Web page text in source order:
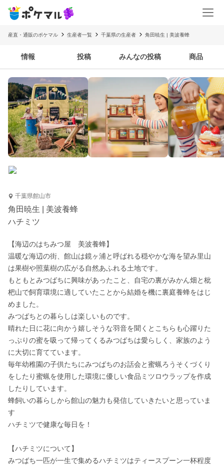
産直・通販のポケマル 生産者一覧 千葉県の生産者 角田暁生 | 美波養蜂
情報 投稿 みんなの投稿 商品
千葉県館山市
角田暁生 | 美波養蜂
ハチミツ
【海辺のはちみつ屋　美波養蜂】
温暖な海辺の街、館山は鏡ヶ浦と呼ばれる穏やかな海を望み里山
は果樹や照葉樹の広がる自然あふれる土地です。
もともとみつばちに興味があったこと、自宅の裏がみかん畑と枇
杷山で飼育環境に適していたことから結婚を機に裏庭養蜂をはじ
めました。
みつばちとの暮らしは楽しいものです。
晴れた日に花に向かう嬉しそうな羽音を聞くとこちらも心躍りた
っぷりの蜜を吸って帰ってくるみつばちは愛らしく、家族のよう
に大切に育てています。
毎年幼稚園の子供たちにみつばちのお話会と蜜蝋ろうそくづくり
をしたり蜜蝋を使用した環境に優しい食品ミツロウラップを作成
したりしています。
蜂飼いの暮らしから館山の魅力も発信していきたいと思っていま
す
ハチミツで健康な毎日を！
【ハチミツについて】
みつばち一匹が一生で集めるハチミツはティースプーン一杯程度